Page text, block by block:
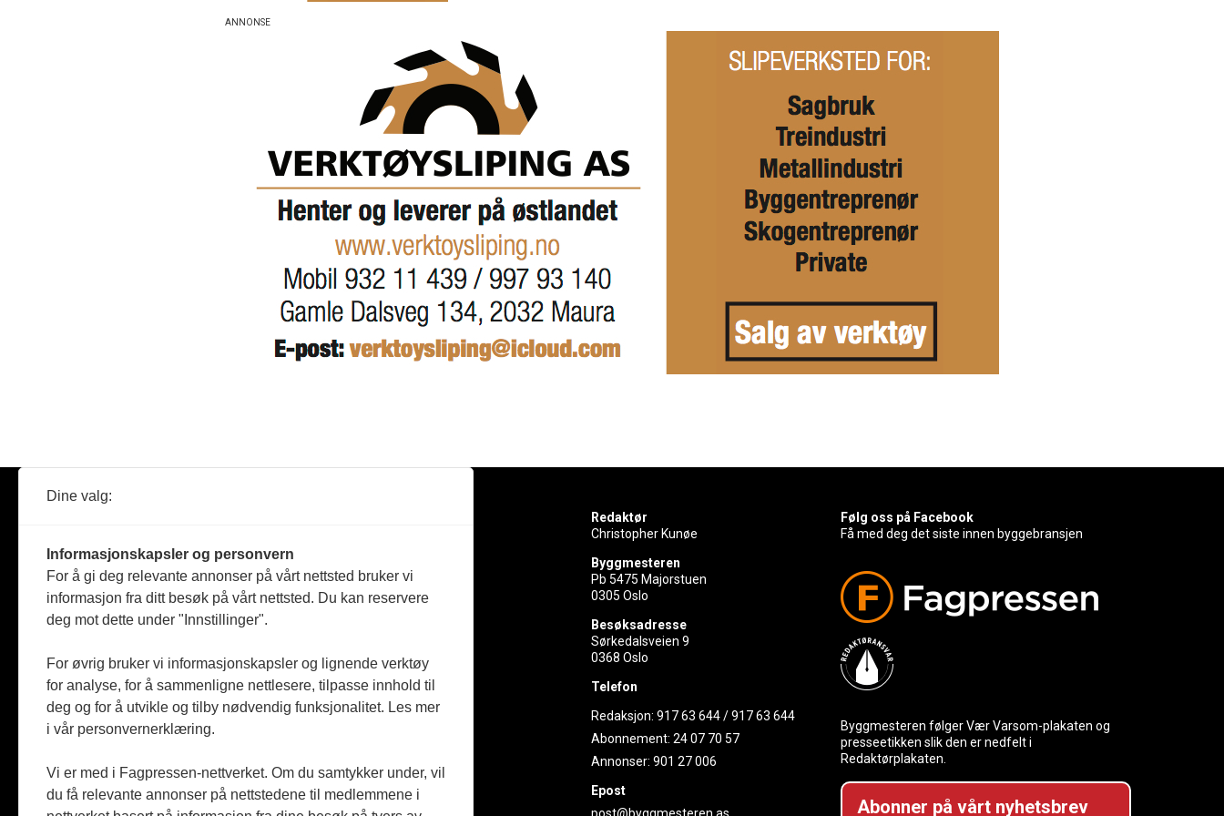
Reportasje
Produkter
Jobbmarked
Redaktør
Christopher Kunøe
Byggmesteren
Pb 5475 Majorstuen
0305 Oslo
Besøksadresse
Sørkedalsveien 9
0368 Oslo
Telefon
Redaksjon:917 63 644/917 63 644
Abonnement:24 07 70 57
Annonser:901 27 006
Epost
post@byggmesteren.as
Følg oss på Facebook
Få med deg det siste innen byggebransjen
Byggmesteren følger Vær Varsom-plakaten og
presseetikken slik den er nedfelt i
Redaktørplakaten.
Abonner på vårt nyhetsbrev
Dine valg:
Informasjonskapsler og personvern
For å gi deg relevante annonser på vårt nettsted bruker vi
informasjon fra ditt besøk på vårt nettsted. Du kan reservere
deg mot dette under "Innstillinger".
For øvrig bruker vi informasjonskapsler og lignende verktøy
for analyse, for å sammenligne nettlesere, tilpasse innhold til
deg og for å utvikle og tilby nødvendig funksjonalitet. Les mer
i vår personvernerklæring.
Vi er med i Fagpressen-nettverket. Om du samtykker under, vil
du få relevante annonser på nettstedene til medlemmene i